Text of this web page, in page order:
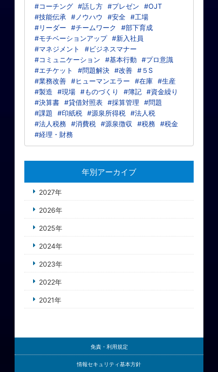
#コーチング #話し方 #プレゼン
#OJT
#技能伝承
#ノウハウ #安全 #工場
#リーダー
#チームワーク
#部下育成
#モチベーションアップ #新入社員
#マネジメント
#ビジネスマナー
#コミュニケーション
#基本行動
#プロ意識
#エチケット
#問題解決 #改善 #５S
#業務改善 #ヒューマンエラー #在庫 #生産
#製造
#現場 #ものづくり #簿記 #資金繰り
#決算書 #貸借対照表 #採算管理
#問題
#課題
#印紙税 #源泉所得税 #法人税
#法人税務
#消費税 #源泉徴収 #税務
#税金
#経理・財務
年別アーカイブ
2027年
2026年
2025年
2024年
2023年
2022年
2021年
免責・利用規定
情報セキュリティ基本方針